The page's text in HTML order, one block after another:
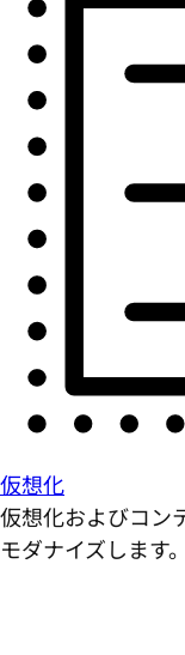
仮想化
仮想化およびコン
モダナイズします。